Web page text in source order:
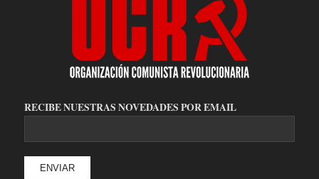
RECIBE NUESTRAS NOVEDADES POR EMAIL